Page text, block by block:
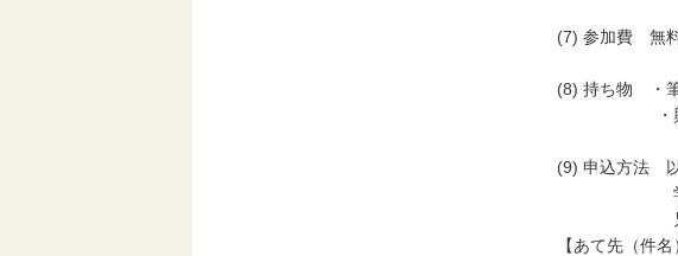
(7) 参加費 無
(8) 持ち物 ・筆
・興味関心
(9) 申込方法 以
学校名、学
兄弟姉妹、
【あて先（件名